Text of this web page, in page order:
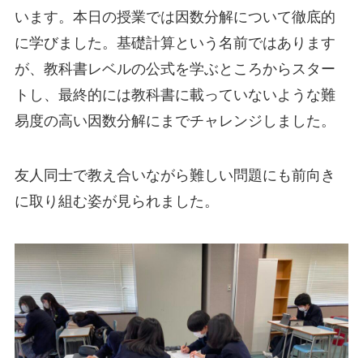
います。本日の授業では因数分解について徹底的
に学びました。基礎計算という名前ではあります
が、教科書レベルの公式を学ぶところからスター
トし、最終的には教科書に載っていないような難
易度の高い因数分解にまでチャレンジしました。
友人同士で教え合いながら難しい問題にも前向き
に取り組む姿が見られました。